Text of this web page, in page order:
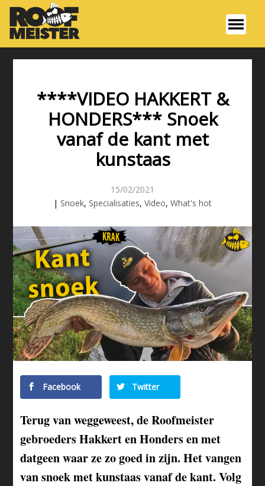
****VIDEO HAKKERT &
HONDERS*** Snoek
vanaf de kant met
kunstaas
15/02/2021
| Snoek, Specialisaties, Video, What's hot
Facebook Twitter
Terug van weggeweest, de Roofmeister
gebroeders Hakkert en Honders en met
datgeen waar ze zo goed in zijn. Het vangen
van snoek met kunstaas vanaf de kant. Volg